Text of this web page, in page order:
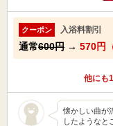
クーポン 入浴料割引
通常600円 → 570円
他にも
懐かしい曲が
したようなと